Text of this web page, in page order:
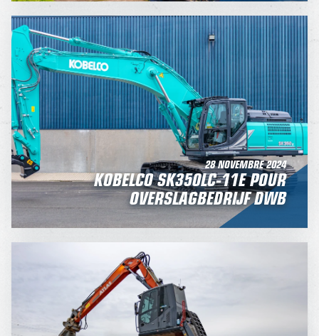
28 NOVEMBRE 2024
KOBELCO SK350LC-11E POUR
OVERSLAGBEDRIJF DWB